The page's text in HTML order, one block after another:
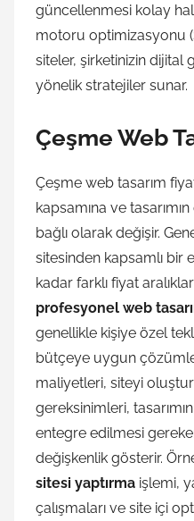
güncellenmesi kolay
motoru optimizasyonu
siteler, şirketinizin dijital
yönelik stratejiler sunar.
Çeşme Web
Çeşme web tasarım
kapsamına ve
bağlı olarak değişir.
sitesinden kapsamlı
kadar farklı fiyat
profesyonel web
genellikle kişiye özel
bütçeye uygun
maliyetleri, siteyi
gereksinimleri,
entegre edilmesi
değişkenlik gösterir.
sitesi yaptırma işlemi,
çalışmaları ve site içi